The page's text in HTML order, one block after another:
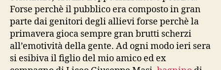
Forse perchè il pubblico era composto in gran
parte dai genitori degli allievi forse perchè la
primavera gioca sempre gran brutti scherzi
all’emotività della gente. Ad ogni modo ieri sera
si esibiva il figlio del mio amico ed ex